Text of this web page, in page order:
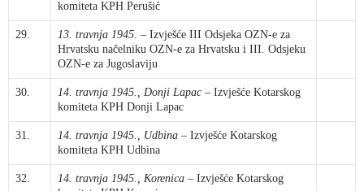
komiteta KPH Perušić
29. 13. travnja 1945. – Izvješće III Odsjeka OZN-e za
Hrvatsku načelniku OZN-e za Hrvatsku i III. Odsjeku
OZN-e za Jugoslaviju
30. 14. travnja 1945., Donji Lapac – Izvješće Kotarskog
komiteta KPH Donji Lapac
31. 14. travnja 1945., Udbina – Izvješće Kotarskog
komiteta KPH Udbina
32. 14. travnja 1945., Korenica – Izvješće Kotarskog